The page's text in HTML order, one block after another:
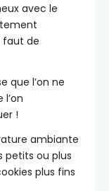
avec le
faut de
que l’on ne
!
ambiante
petits ou plus
plus fins